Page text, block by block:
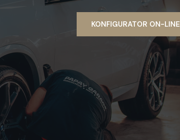
KONFIGURATOR ON-LINE